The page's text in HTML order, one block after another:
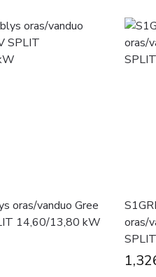
oras/vanduo Gree
14,60/13,80 kW
oras/